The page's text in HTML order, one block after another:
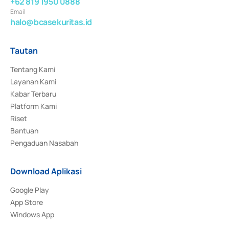
Email
halo@bcasekuritas.id
Tautan
Tentang Kami
Layanan Kami
Kabar Terbaru
Platform Kami
Riset
Bantuan
Pengaduan Nasabah
Download Aplikasi
Google Play
App Store
Windows App